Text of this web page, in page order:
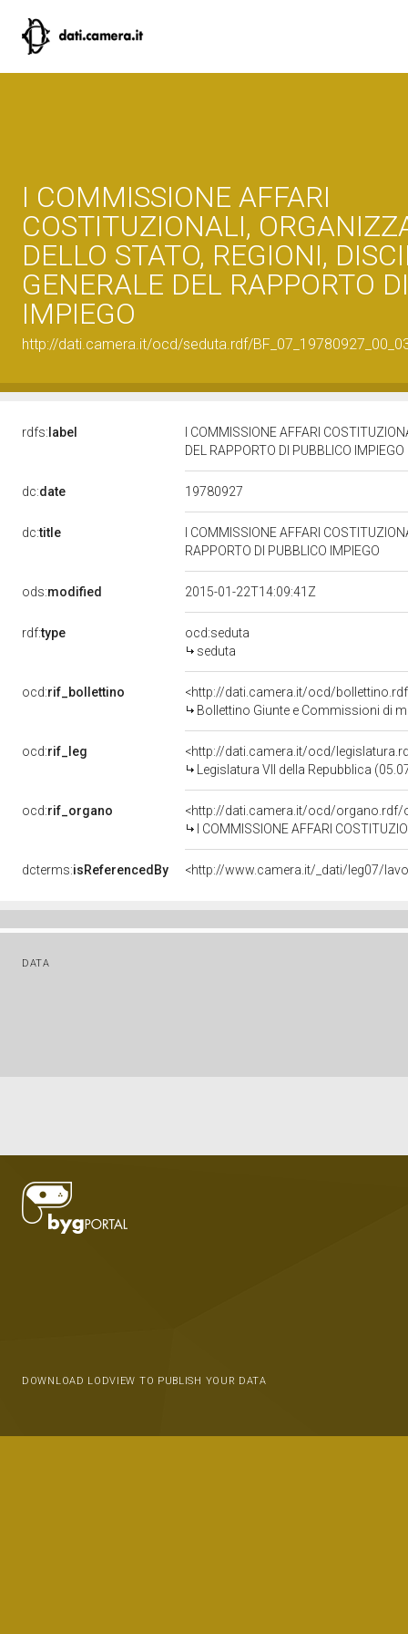
I COMMISSIONE AFFARI
COSTITUZIONALI,
DELLO STATO, REGIONI,
GENERALE DEL RAPPORTO
IMPIEGO
http://dati.camera.it/ocd/seduta.rdf/
rdfs: label
I COMMISSIONE AFFARI
DEL RAPPORTO DI PUBBLICO IMPIEGO
dc:date 19780927
dc:title
I COMMISSIONE AFFARI
RAPPORTO DI PUBBLICO IMPIEGO
ods:modified 2015-01-22T14:09:41Z
rdf:type
ocd:seduta
seduta
ocd:rif_bollettino
<http://dati.camera.it/ocd/
Bollettino Giunte e Commissioni di
ocd:rif_leg
<http://dati.camera.it/ocd/
Legislatura VII della Repubblica
ocd:rif_organo
<http://dati.camera.it/ocd/organo.rdf/
I COMMISSIONE AFFARI COSTITUZIONALI,
dcterms:isReferencedBy <http://www.camera.it/_dati/leg07/
DATA
DOWNLOAD LODVIEW TO PUBLISH YOUR DATA